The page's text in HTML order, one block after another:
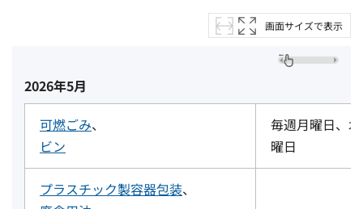
画面サイズで表示
2026年5月
可燃ごみ、
ビン
毎週月曜日、木
曜日
プラスチック製容器包装、